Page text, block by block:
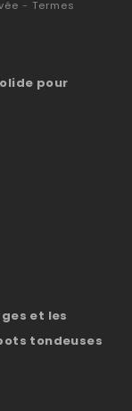
- Termes
pour
et les
tondeuses